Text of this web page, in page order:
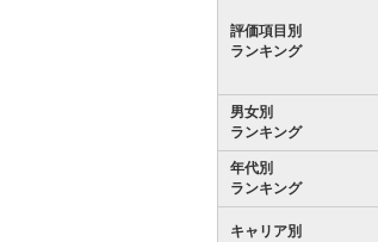
評価項目別
ランキング
男女別
ランキング
年代別
ランキング
キャリア別